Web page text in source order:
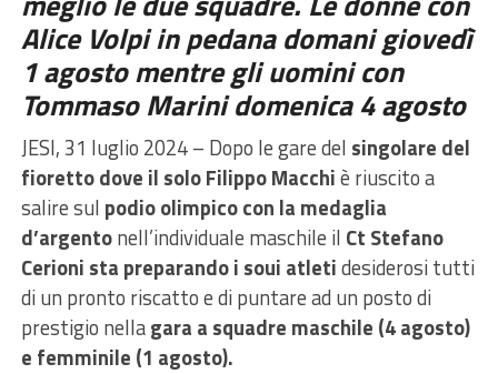
Alice Volpi in pedana domani giovedì
1 agosto mentre gli uomini con
Tommaso Marini domenica 4 agosto
JESI, 31 luglio 2024 – Dopo le gare del singolare del
fioretto dove il solo Filippo Macchiè riuscito a
salire sul podio olimpico con la medaglia
d’argentonell’individuale maschile il Ct Stefano
Cerioni sta preparando i soui atletidesiderosi tutti
di un pronto riscatto e di puntare ad un posto di
prestigio nellagara a squadre maschile (4 agosto)
e femminile (1 agosto).